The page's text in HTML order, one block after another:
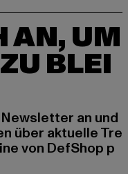
AN, UM
BLEI
an und
über aktuelle Tre
von DefShop p